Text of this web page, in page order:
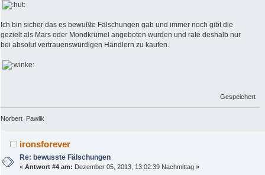
Ich bin sicher das es bewußte Fälschungen gab und immer noch gibt die
gezielt als Mars oder Mondkrümel angeboten wurden und rate deshalb nur
bei absolut vertrauenswürdigen Händlern zu kaufen.
Gespeichert
Norbert Pawlik
ironsforever
Re: bewusste Fälschungen
«Antwort #4 am: Dezember 05, 2013, 13:02:39 Nachmittag »